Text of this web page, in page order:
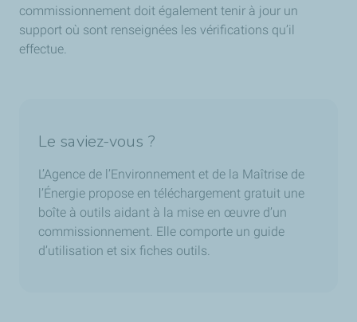
commissionnement doit également tenir à jour un
support où sont renseignées les vérifications qu’il
effectue.
Le saviez-vous ?
L’Agence de l’Environnement et de la Maîtrise de
l’Énergie propose en téléchargement gratuit une
boîte à outils aidant à la mise en œuvre d’un
commissionnement. Elle comporte un guide
d’utilisation et six fiches outils.